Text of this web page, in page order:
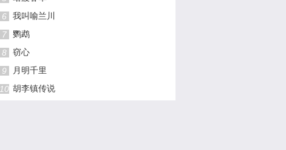
6
我叫喻兰川
7
鹦鹉
8
窃心
9
月明千里
10 胡李镇传说